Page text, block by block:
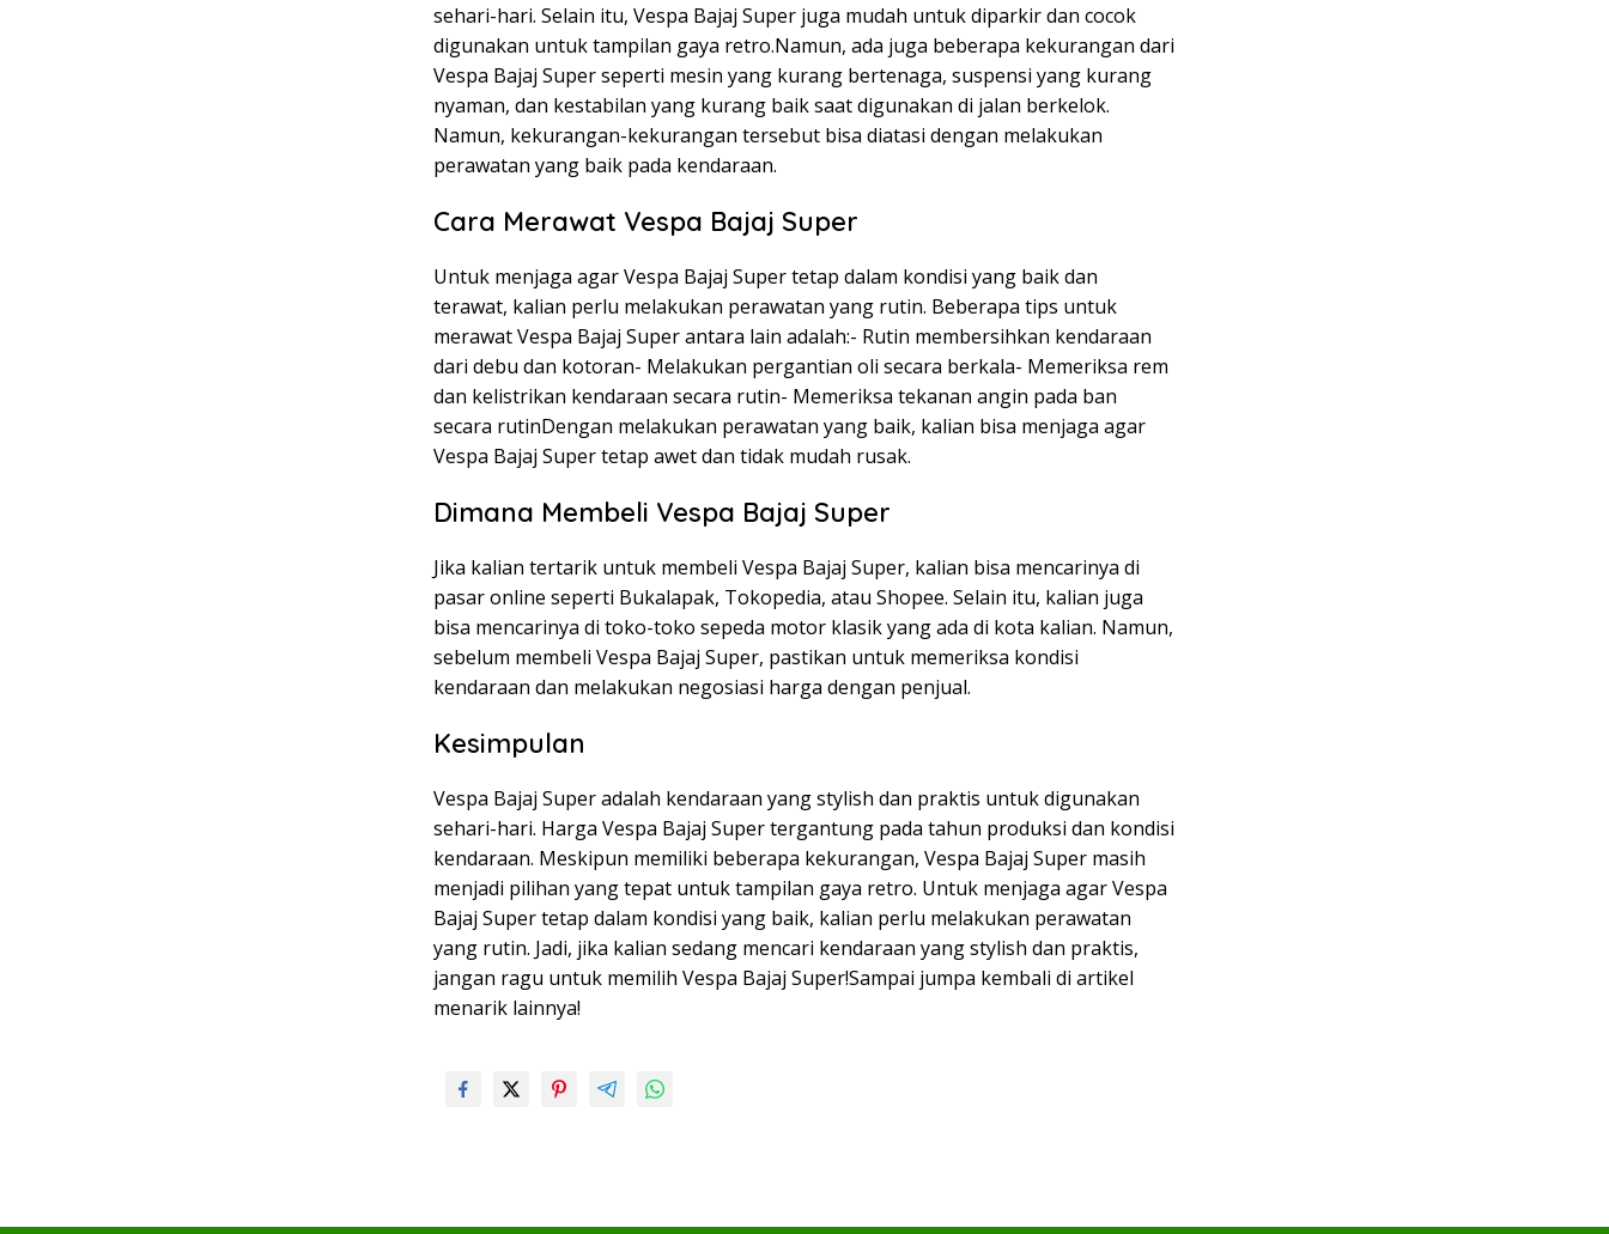
sehari-hari. Selain itu, Vespa Bajaj Super juga mudah untuk diparkir dan cocok
digunakan untuk tampilan gaya retro.Namun, ada juga beberapa kekurangan dari
Vespa Bajaj Super seperti mesin yang kurang bertenaga, suspensi yang kurang
nyaman, dan kestabilan yang kurang baik saat digunakan di jalan berkelok.
Namun, kekurangan-kekurangan tersebut bisa diatasi dengan melakukan
perawatan yang baik pada kendaraan.
Cara Merawat Vespa Bajaj Super
Untuk menjaga agar Vespa Bajaj Super tetap dalam kondisi yang baik dan
terawat, kalian perlu melakukan perawatan yang rutin. Beberapa tips untuk
merawat Vespa Bajaj Super antara lain adalah:- Rutin membersihkan kendaraan
dari debu dan kotoran- Melakukan pergantian oli secara berkala- Memeriksa rem
dan kelistrikan kendaraan secara rutin- Memeriksa tekanan angin pada ban
secara rutinDengan melakukan perawatan yang baik, kalian bisa menjaga agar
Vespa Bajaj Super tetap awet dan tidak mudah rusak.
Dimana Membeli Vespa Bajaj Super
Jika kalian tertarik untuk membeli Vespa Bajaj Super, kalian bisa mencarinya di
pasar online seperti Bukalapak, Tokopedia, atau Shopee. Selain itu, kalian juga
bisa mencarinya di toko-toko sepeda motor klasik yang ada di kota kalian. Namun,
sebelum membeli Vespa Bajaj Super, pastikan untuk memeriksa kondisi
kendaraan dan melakukan negosiasi harga dengan penjual.
Kesimpulan
Vespa Bajaj Super adalah kendaraan yang stylish dan praktis untuk digunakan
sehari-hari. Harga Vespa Bajaj Super tergantung pada tahun produksi dan kondisi
kendaraan. Meskipun memiliki beberapa kekurangan, Vespa Bajaj Super masih
menjadi pilihan yang tepat untuk tampilan gaya retro. Untuk menjaga agar Vespa
Bajaj Super tetap dalam kondisi yang baik, kalian perlu melakukan perawatan
yang rutin. Jadi, jika kalian sedang mencari kendaraan yang stylish dan praktis,
jangan ragu untuk memilih Vespa Bajaj Super!Sampai jumpa kembali di artikel
menarik lainnya!